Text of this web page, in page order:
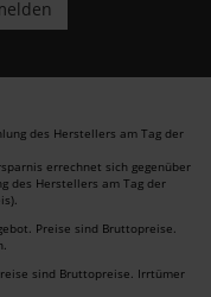
des Herstellers am Tag der
errechnet sich gegenüber
des Herstellers am Tag der
Preise sind Bruttopreise.
sind Bruttopreise. Irrtümer